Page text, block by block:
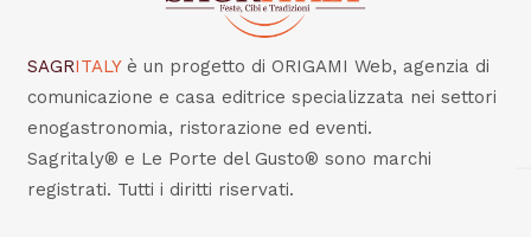
SAGRITALY è un progetto di ORIGAMI Web, agenzia di
comunicazione e casa editrice specializzata nei settori
enogastronomia, ristorazione ed eventi.
Sagritaly® e Le Porte del Gusto® sono marchi
registrati. Tutti i diritti riservati.